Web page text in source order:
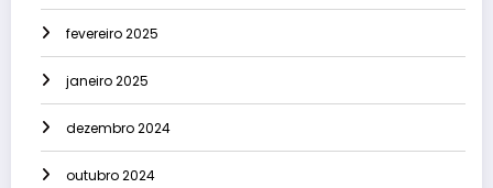
fevereiro 2025
janeiro 2025
dezembro 2024
outubro 2024